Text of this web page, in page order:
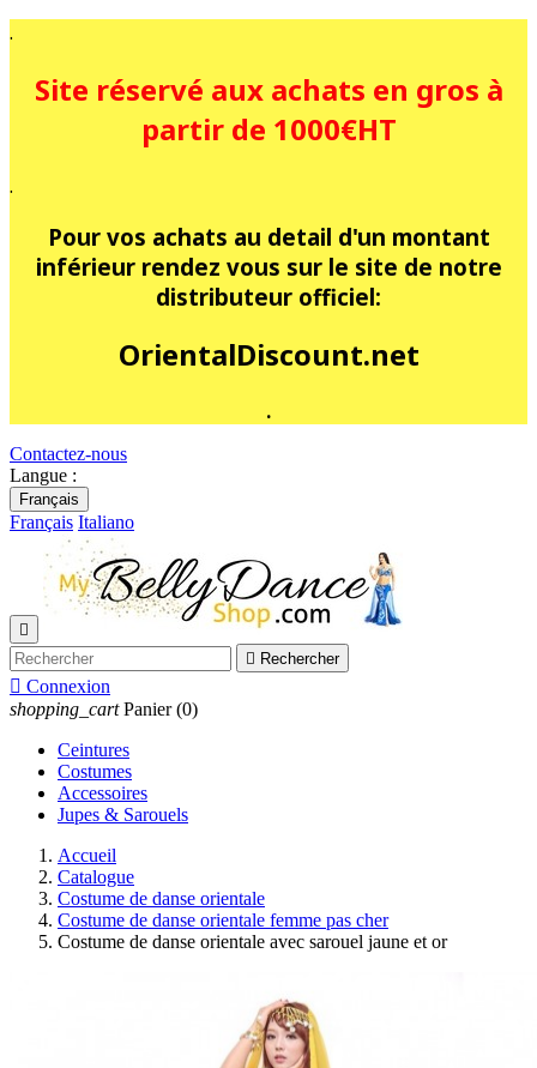
.
Site réservé aux achats en gros à
partir de 1000€HT
.
Pour vos achats au detail d'un montant
inférieur rendez vous sur le site de notre
distributeur officiel:
OrientalDiscount.net
.
Contactez-nous
Langue :
Français
Français Italiano

 Rechercher
 Connexion
shopping_cart Panier (0)
Ceintures
Costumes
Accessoires
Jupes & Sarouels
Accueil
Catalogue
Costume de danse orientale
Costume de danse orientale femme pas cher
Costume de danse orientale avec sarouel jaune et or